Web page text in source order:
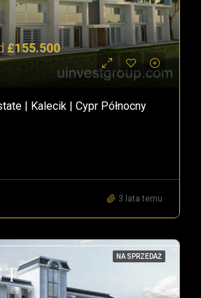
£155.500
| Kalecik | Cypr Północny
3 lata temu
NA SPRZEDAŻ